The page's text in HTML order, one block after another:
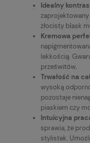
Idealny
złocisty blask
Kremowa
lekkością.
prześwitów.
Trwałość na
wysoką
pozostaje
piaskiem czy
Intuicyjna
sprawia, że
stylistek.